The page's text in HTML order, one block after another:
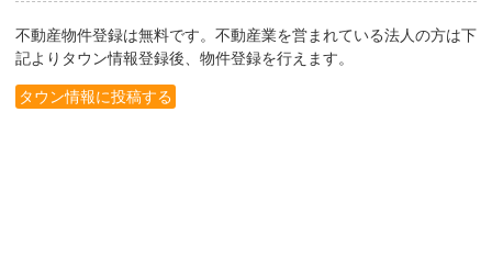
不動産物件登録は無料です。不動産業を営まれている法人の方は下
記よりタウン情報登録後、物件登録を行えます。
タウン情報に投稿する